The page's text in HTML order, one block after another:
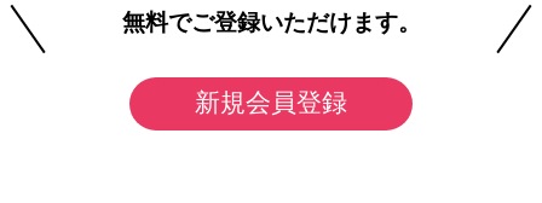
無料でご登録いただけます。
新規会員登録